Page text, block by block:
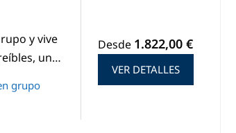
y vive
un…
grupo
Desde 1.822,00 €
VER DETALLES